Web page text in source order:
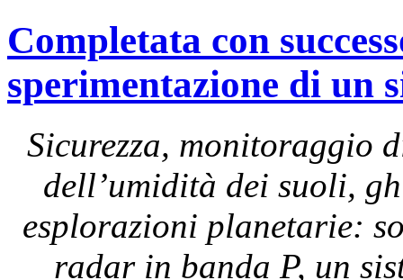
Completata con
sperimentazione di un
Sicurezza, monitoraggio
dell’umidità dei suoli,
esplorazioni planetarie:
radar in banda P, un